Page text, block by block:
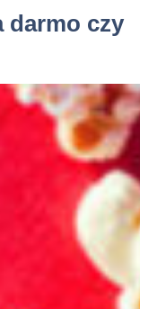
darmo czy